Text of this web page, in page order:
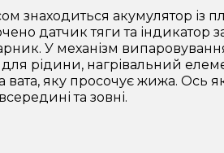
знаходиться акумулятор із
датчик тяги та індикатор
У механізм
рідини, нагрівальний
вата, яку просочує жижа. Ось
та зовні.